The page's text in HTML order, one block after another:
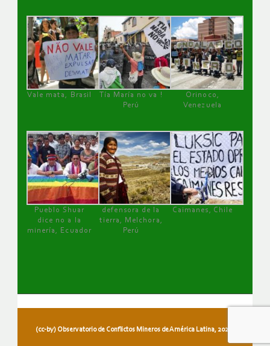
Vale mata, Brasil
Tía María no va !
Perú
Orinoco,
Venezuela
Pueblo Shuar
dice no a la
minería, Ecuador
defensora de la
tierra, Melchora,
Perú
Caimanes, Chile
(cc-by) Observatorio de Conflictos Mineros de América Latina, 2026